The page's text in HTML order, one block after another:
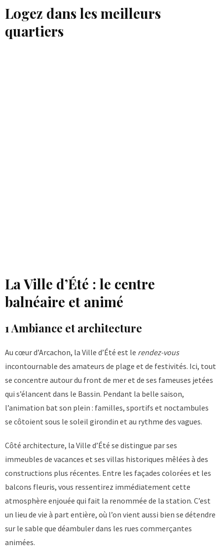
Logez dans les meilleurs
quartiers
La Ville d’Été : le centre
balnéaire et animé
1 Ambiance et architecture
Au cœur d’Arcachon, la Ville d’Été est le rendez-vous
incontournable des amateurs de plage et de festivités. Ici, tout
se concentre autour du front de mer et de ses fameuses jetées
qui s’élancent dans le Bassin. Pendant la belle saison,
l’animation bat son plein : familles, sportifs et noctambules
se côtoient sous le soleil girondin et au rythme des vagues.
Côté architecture, la Ville d’Été se distingue par ses
immeubles de vacances et ses villas historiques mêlées à des
constructions plus récentes. Entre les façades colorées et les
balcons fleuris, vous ressentirez immédiatement cette
atmosphère enjouée qui fait la renommée de la station. C’est
un lieu de vie à part entière, où l’on vient aussi bien se détendre
sur le sable que déambuler dans les rues commerçantes
animées.